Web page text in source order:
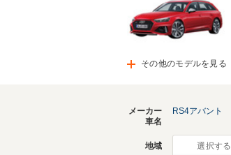
その他のモデルを見る
メーカー
車名
RS4アバント
地域 選択する